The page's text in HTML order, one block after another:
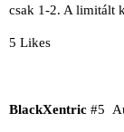
csak 1-2. A limitált
5 Likes
BlackXentric #5